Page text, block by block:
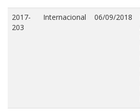
2017-
203
Internacional 06/09/2018